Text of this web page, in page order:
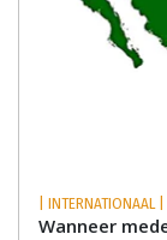
| INTERNATIONAAL |
Wanneer